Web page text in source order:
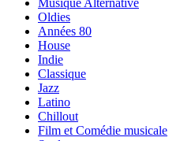
Musique Alternative
Oldies
Années 80
House
Indie
Classique
Jazz
Latino
Chillout
Film et Comédie musicale